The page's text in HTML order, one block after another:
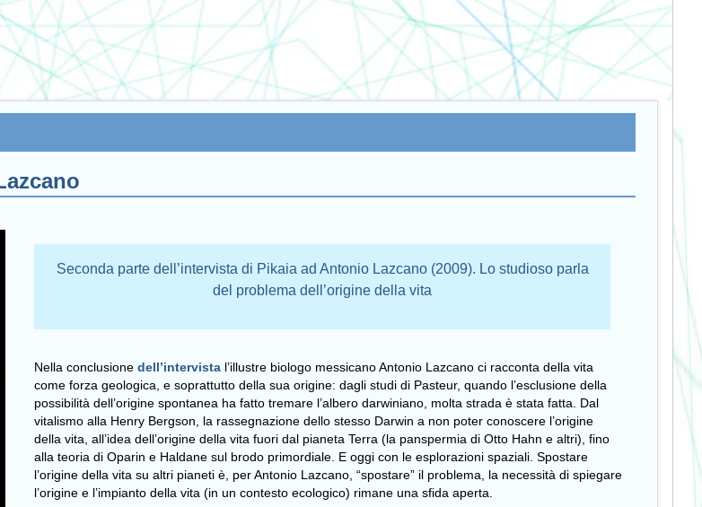
Seconda parte dell’intervista di Pikaia ad Antonio Lazcano (2009). Lo studioso parla
del problema dell’origine della vita
Nella conclusionedell’intervista l’illustre biologo messicano Antonio Lazcano ci racconta della vita
come forza geologica, e soprattutto della sua origine: dagli studi di Pasteur, quando l’esclusione della
possibilità dell’origine spontanea ha fatto tremare l’albero darwiniano, molta strada è stata fatta. Dal
vitalismo alla Henry Bergson, la rassegnazione dello stesso Darwin a non poter conoscere l’origine
della vita, all’idea dell’origine della vita fuori dal pianeta Terra (la panspermia di Otto Hahn e altri), fino
alla teoria di Oparin e Haldane sul brodo primordiale. E oggi con le esplorazioni spaziali. Spostare
l’origine della vita su altri pianeti è, per Antonio Lazcano, “spostare” il problema, la necessità di spiegare
l’origine e l’impianto della vita (in un contesto ecologico) rimane una sfida aperta.